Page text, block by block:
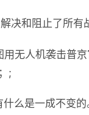
决和阻止了所
无人机袭击普
;
么是一成不变的